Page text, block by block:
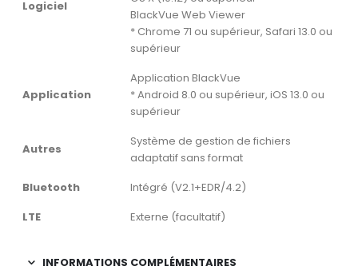
Logiciel
BlackVue Web Viewer
* Chrome 71 ou supérieur, Safari 13.0 ou
supérieur
Application
Application BlackVue
* Android 8.0 ou supérieur, iOS 13.0 ou
supérieur
Autres
Système de gestion de fichiers
adaptatif sans format
Bluetooth
Intégré (V2.1+EDR/4.2)
LTE
Externe (facultatif)
INFORMATIONS COMPLÉMENTAIRES